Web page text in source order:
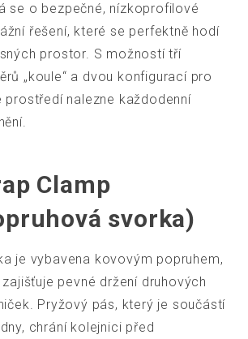
se o bezpečné, nízkoprofilové
řešení, které se perfektně hodí
prostor. S možností tří
„koule“ a dvou konfigurací pro
prostředí nalezne každodenní
Clamp
svorka)
je vybavena kovovým popruhem,
pevné držení druhových
Pryžový pás, který je součástí
chrání kolejnici před